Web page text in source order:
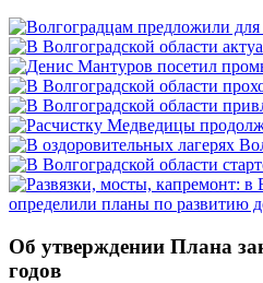
определили планы по развитию
Об утверждении Плана
годов